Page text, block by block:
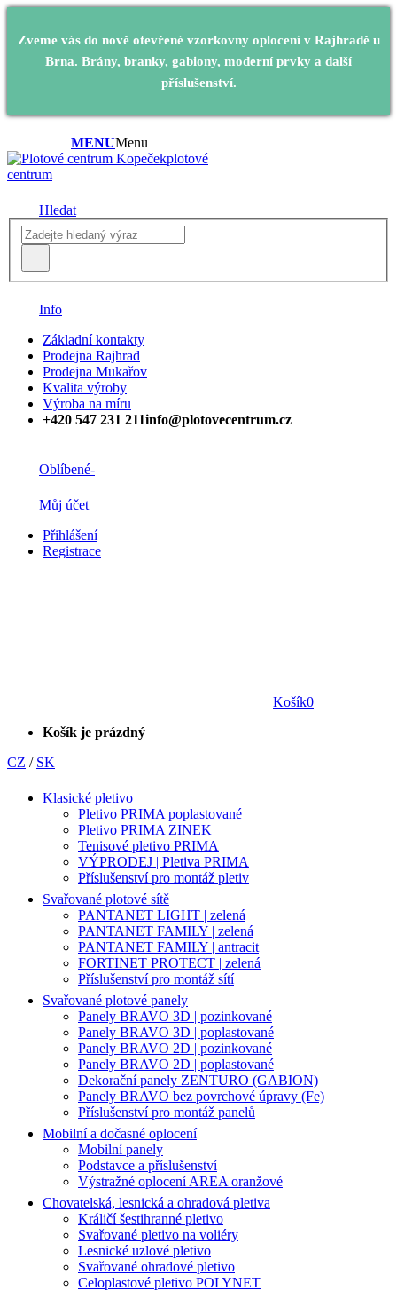
Zveme vás do nově otevřené vzorkovny oplocení v Rajhradě u
Brna. Brány, branky, gabiony, moderní prvky a další
příslušenství.
MENUMenu
plotové
centrum
Hledat
Info
Základní kontakty
Prodejna Rajhrad
Prodejna Mukařov
Kvalita výroby
Výroba na míru
+420 547 231 211info@plotovecentrum.cz
Oblíbené-
Můj účet
Přihlášení
Registrace
Košík0
Košík je prázdný
CZ / SK
Klasické pletivo
Pletivo PRIMA poplastované
Pletivo PRIMA ZINEK
Tenisové pletivo PRIMA
VÝPRODEJ | Pletiva PRIMA
Příslušenství pro montáž pletiv
Svařované plotové sítě
PANTANET LIGHT | zelená
PANTANET FAMILY | zelená
PANTANET FAMILY | antracit
FORTINET PROTECT | zelená
Příslušenství pro montáž sítí
Svařované plotové panely
Panely BRAVO 3D | pozinkované
Panely BRAVO 3D | poplastované
Panely BRAVO 2D | pozinkované
Panely BRAVO 2D | poplastované
Dekorační panely ZENTURO (GABION)
Panely BRAVO bez povrchové úpravy (Fe)
Příslušenství pro montáž panelů
Mobilní a dočasné oplocení
Mobilní panely
Podstavce a příslušenství
Výstražné oplocení AREA oranžové
Chovatelská, lesnická a ohradová pletiva
Králičí šestihranné pletivo
Svařované pletivo na voliéry
Lesnické uzlové pletivo
Svařované ohradové pletivo
Celoplastové pletivo POLYNET